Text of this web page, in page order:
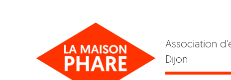
Association
Dijon